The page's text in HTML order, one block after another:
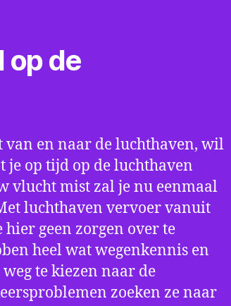
op de
van en naar de luchthaven, wil
op tijd op de luchthaven
vlucht mist zal je nu eenmaal
luchthaven vervoer vanuit
geen zorgen over te
heel wat wegenkennis en
te kiezen naar de
zoeken ze naar